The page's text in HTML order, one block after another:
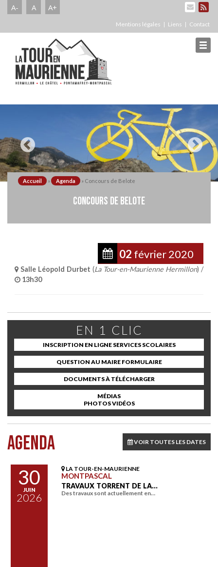
A- A A+
Mentions légales Liens Contact
Accueil » Agenda » Concours de Belote
CONCOURS DE BELOTE
02 février2020
Salle Léopold Durbet (La Tour-en-Maurienne Hermillon) /
13h30
EN 1 CLIC
INSCRIPTION EN LIGNE SERVICES SCOLAIRES
QUESTION AU MAIRE FORMULAIRE
DOCUMENTS À TÉLÉCHARGER
MÉDIAS
PHOTOS VIDÉOS
AGENDA VOIR TOUTES LES DATES
30
JUIN
2026
LA TOUR-EN-MAURIENNE
MONTPASCAL
TRAVAUX TORRENT DE LA…
Des travaux sont actuellement en…